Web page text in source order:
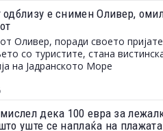
одблизу е снимен Оливер,
Оливер, поради своето
со туристите, стана
на Јадранското Море
дека 100 евра за
уште се наплаќа на плажата